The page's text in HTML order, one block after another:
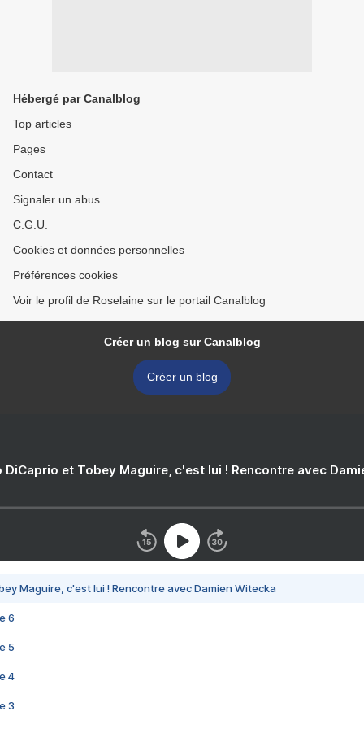
Hébergé par Canalblog
Top articles
Pages
Contact
Signaler un abus
C.G.U.
Cookies et données personnelles
Préférences cookies
Voir le profil de Roselaine sur le portail Canalblog
Créer un blog sur Canalblog
Créer un blog
DiCaprio et Tobey Maguire, c'est lui ! Rencontre avec
Maguire, c'est lui ! Rencontre avec Damien Witecka
6
5
4
3